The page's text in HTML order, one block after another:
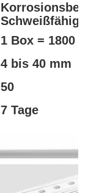
1 Box = 1800
4 bis 40 mm
50
7 Tage